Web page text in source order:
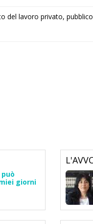
del lavoro privato,
giorni